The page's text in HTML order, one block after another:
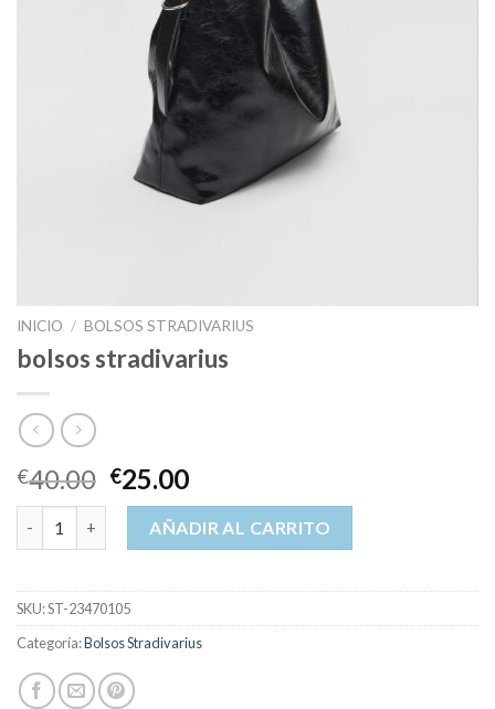
INICIO / BOLSOS STRADIVARIUS
bolsos stradivarius
€40.00 €25.00
bolsos stradivarius cantidadAÑADIR AL CARRITO
SKU:ST-23470105
Categoría:Bolsos Stradivarius